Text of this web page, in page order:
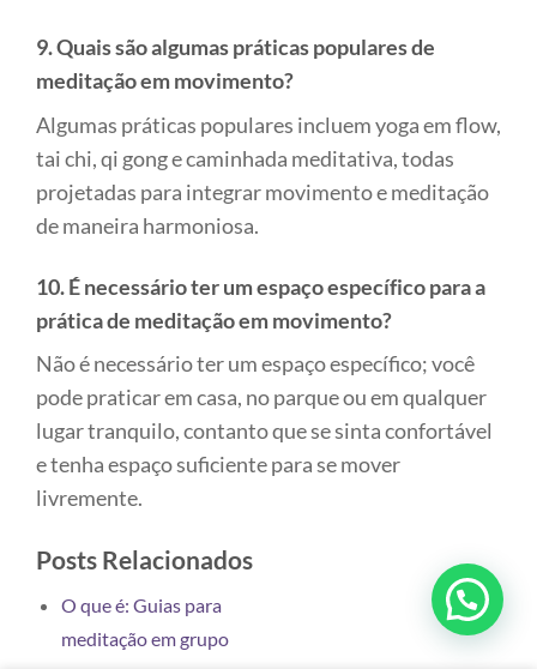
9. Quais são algumas práticas populares de
meditação em movimento?
Algumas práticas populares incluem yoga em flow,
tai chi, qi gong e caminhada meditativa, todas
projetadas para integrar movimento e meditação
de maneira harmoniosa.
10. É necessário ter um espaço específico para a
prática de meditação em movimento?
Não é necessário ter um espaço específico; você
pode praticar em casa, no parque ou em qualquer
lugar tranquilo, contanto que se sinta confortável
e tenha espaço suficiente para se mover
livremente.
Posts Relacionados
O que é: Guias para
meditação em grupo